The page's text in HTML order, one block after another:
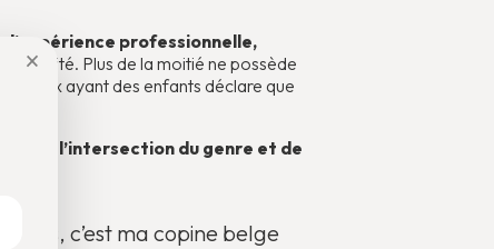
professionnelle,
limité. Plus de la moitié ne possède
sur dix ayant des enfants déclare que
À l’intersection du genre et de
Puis, c’est ma copine belge
×